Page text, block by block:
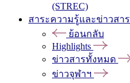
(STREC)
สาระความรู้และข่าวสาร
ย้อนกลับ
Highlights
ข่าวสารทั้งหมด
ข่าวจุฬาฯ